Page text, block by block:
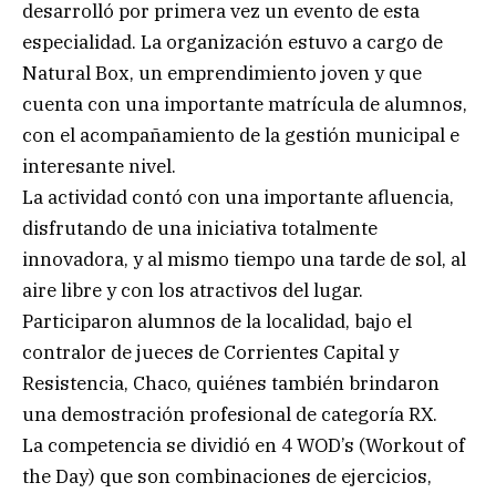
desarrolló por primera vez un evento de esta
especialidad. La organización estuvo a cargo de
Natural Box, un emprendimiento joven y que
cuenta con una importante matrícula de alumnos,
con el acompañamiento de la gestión municipal e
interesante nivel.
La actividad contó con una importante afluencia,
disfrutando de una iniciativa totalmente
innovadora, y al mismo tiempo una tarde de sol, al
aire libre y con los atractivos del lugar.
Participaron alumnos de la localidad, bajo el
contralor de jueces de Corrientes Capital y
Resistencia, Chaco, quiénes también brindaron
una demostración profesional de categoría RX.
La competencia se dividió en 4 WOD’s (Workout of
the Day) que son combinaciones de ejercicios,